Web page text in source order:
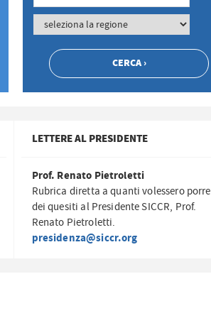
LETTERE AL PRESIDENTE
Prof. Renato Pietroletti
Rubrica diretta a quanti volessero porre
dei quesiti al Presidente SICCR, Prof.
Renato Pietroletti.
presidenza@siccr.org